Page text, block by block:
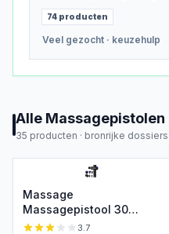
74 producten
Veel gezocht · keuzehulp
Alle Massagepistolen
35 producten · bronrijke
Massage
Massagepistool 30
Velociteiten
3.7